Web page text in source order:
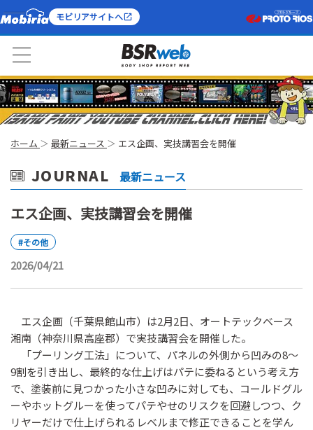
モビリアサイトへ
ホーム 最新ニュース エス企画、実技講習会を開催
JOURNAL 最新ニュース
エス企画、実技講習会を開催
#その他
2026/04/21
エス企画（千葉県館山市）は2月2日、オートテックベース
湘南（神奈川県高座郡）で実技講習会を開催した。
「プーリング工法」について、パネルの外側から凹みの8〜
9割を引き出し、最終的な仕上げはパテに委ねるという考え方
で、塗装前に見つかった小さな凹みに対しても、コールドグル
ーやホットグルーを使ってパテやせのリスクを回避しつつ、ク
リヤーだけで仕上げられるレベルまで修正できることを学ん